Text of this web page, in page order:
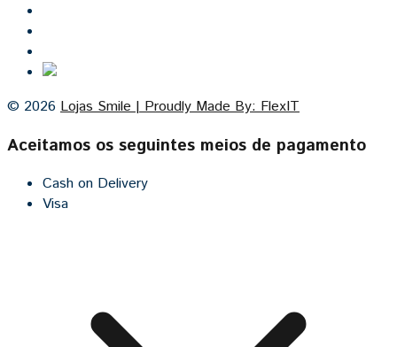
© 2026 Lojas Smile | Proudly Made By: FlexIT
Aceitamos os seguintes meios de pagamento
Cash on Delivery
Visa